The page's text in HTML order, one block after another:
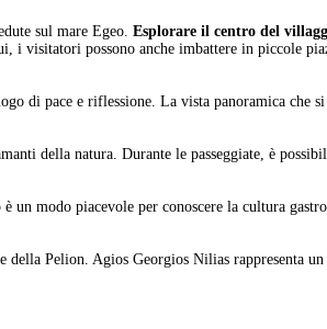
sul mare Egeo.Esplorare il centro del
i visitatori possono anche imbattere in piccole
di pace e riflessione. La vista panoramica che si
della natura. Durante le passeggiate, è
un modo piacevole per conoscere la cultura
Pelion. Agios Georgios Nilias rappresenta un